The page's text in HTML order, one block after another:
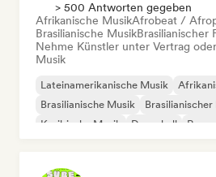
> 500 Antworten gegeben
Afrikanische MusikAfrobeat /
Brasilianische MusikBrasilianischer
Nehme Künstler unter Vertrag
Musik
Lateinamerikanische Musik
Brasilianische Musik
Brasilianischer
Karibische Musik
Dancehall